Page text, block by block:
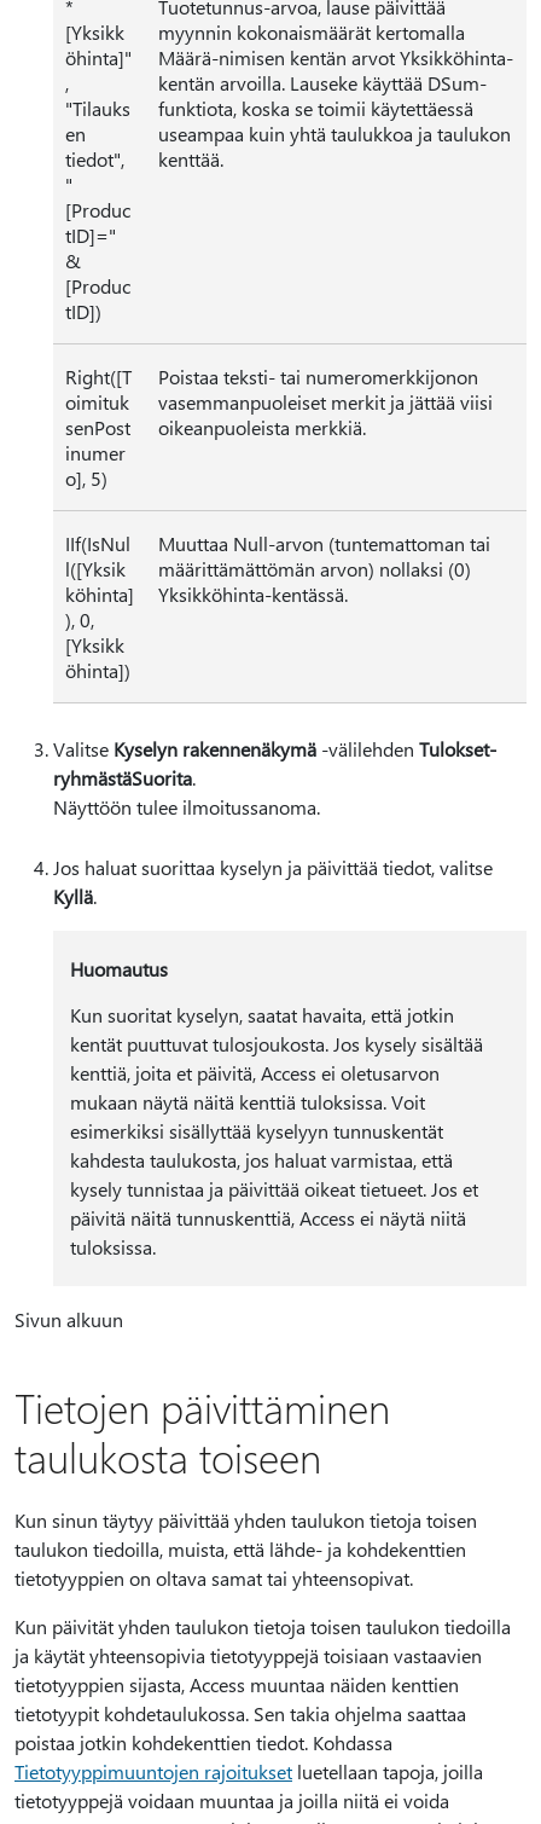
*
[Yksikk
öhinta]"
,
"Tilauks
en
tiedot",
"
[Produc
tID]="
&
[Produc
tID])
Tuotetunnus-arvoa, lause päivittää
myynnin kokonaismäärät kertomalla
Määrä-nimisen kentän arvot Yksikköhinta-
kentän arvoilla. Lauseke käyttää DSum-
funktiota, koska se toimii käytettäessä
useampaa kuin yhtä taulukkoa ja taulukon
kenttää.
Right([T
oimituk
senPost
inumer
o], 5)
Poistaa teksti- tai numeromerkkijonon
vasemmanpuoleiset merkit ja jättää viisi
oikeanpuoleista merkkiä.
IIf(IsNul
l([Yksik
köhinta]
), 0,
[Yksikk
öhinta])
Muuttaa Null-arvon (tuntemattoman tai
määrittämättömän arvon) nollaksi (0)
Yksikköhinta-kentässä.
Valitse Kyselyn rakennenäkymä -välilehden Tulokset-
ryhmästäSuorita.
Näyttöön tulee ilmoitussanoma.
Jos haluat suorittaa kyselyn ja päivittää tiedot, valitse
Kyllä.
Huomautus
Kun suoritat kyselyn, saatat havaita, että jotkin
kentät puuttuvat tulosjoukosta. Jos kysely sisältää
kenttiä, joita et päivitä, Access ei oletusarvon
mukaan näytä näitä kenttiä tuloksissa. Voit
esimerkiksi sisällyttää kyselyyn tunnuskentät
kahdesta taulukosta, jos haluat varmistaa, että
kysely tunnistaa ja päivittää oikeat tietueet. Jos et
päivitä näitä tunnuskenttiä, Access ei näytä niitä
tuloksissa.
Sivun alkuun
Tietojen päivittäminen
taulukosta toiseen
Kun sinun täytyy päivittää yhden taulukon tietoja toisen
taulukon tiedoilla, muista, että lähde- ja kohdekenttien
tietotyyppien on oltava samat tai yhteensopivat.
Kun päivität yhden taulukon tietoja toisen taulukon tiedoilla
ja käytät yhteensopivia tietotyyppejä toisiaan vastaavien
tietotyyppien sijasta, Access muuntaa näiden kenttien
tietotyypit kohdetaulukossa. Sen takia ohjelma saattaa
poistaa jotkin kohdekenttien tiedot. Kohdassa
Tietotyyppimuuntojen rajoitukset luetellaan tapoja, joilla
tietotyyppejä voidaan muuntaa ja joilla niitä ei voida